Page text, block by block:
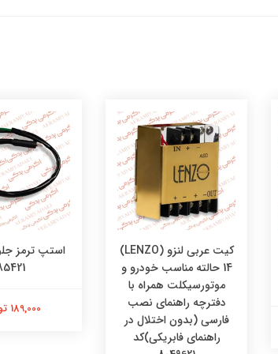
کیت عربی لنزو (LENZO)
14 حالته مناسب خودرو و
موتورسیکلت همراه با
دفترچه راهنمای نصب
فارسی (بدون اختلال در
راهنمای فابریکی)کد
استپ ترمز
189,000 تومان